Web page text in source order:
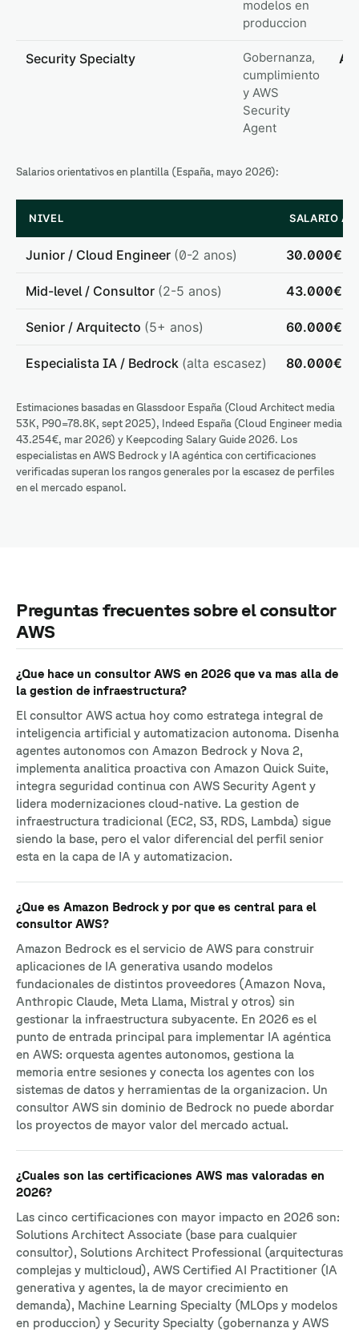
modelos en
produccion
Security Specialty
Gobernanza,
cumplimiento
y AWS
Security
Agent
Salarios orientativos en plantilla (España, mayo 2026):
NIVEL SALARIO
Junior / Cloud Engineer (0-2 anos) 30.000€ -
Mid-level / Consultor (2-5 anos) 43.000€ -
Senior / Arquitecto (5+ anos) 60.000€ -
Especialista IA / Bedrock (alta escasez) 80.000€ -
Estimaciones basadas en Glassdoor España (Cloud Architect media
53K, P90=78.8K, sept 2025), Indeed España (Cloud Engineer media
43.254€, mar 2026) y Keepcoding Salary Guide 2026. Los
especialistas en AWS Bedrock y IA agéntica con certificaciones
verificadas superan los rangos generales por la escasez de perfiles
en el mercado espanol.
Preguntas frecuentes sobre el consultor
AWS
¿Que hace un consultor AWS en 2026 que va mas alla de
la gestion de infraestructura?
El consultor AWS actua hoy como estratega integral de
inteligencia artificial y automatizacion autonoma. Disenha
agentes autonomos con Amazon Bedrock y Nova 2,
implementa analitica proactiva con Amazon Quick Suite,
integra seguridad continua con AWS Security Agent y
lidera modernizaciones cloud-native. La gestion de
infraestructura tradicional (EC2, S3, RDS, Lambda) sigue
siendo la base, pero el valor diferencial del perfil senior
esta en la capa de IA y automatizacion.
¿Que es Amazon Bedrock y por que es central para el
consultor AWS?
Amazon Bedrock es el servicio de AWS para construir
aplicaciones de IA generativa usando modelos
fundacionales de distintos proveedores (Amazon Nova,
Anthropic Claude, Meta Llama, Mistral y otros) sin
gestionar la infraestructura subyacente. En 2026 es el
punto de entrada principal para implementar IA agéntica
en AWS: orquesta agentes autonomos, gestiona la
memoria entre sesiones y conecta los agentes con los
sistemas de datos y herramientas de la organizacion. Un
consultor AWS sin dominio de Bedrock no puede abordar
los proyectos de mayor valor del mercado actual.
¿Cuales son las certificaciones AWS mas valoradas en
2026?
Las cinco certificaciones con mayor impacto en 2026 son:
Solutions Architect Associate (base para cualquier
consultor), Solutions Architect Professional (arquitecturas
complejas y multicloud), AWS Certified AI Practitioner (IA
generativa y agentes, la de mayor crecimiento en
demanda), Machine Learning Specialty (MLOps y modelos
en produccion) y Security Specialty (gobernanza y AWS